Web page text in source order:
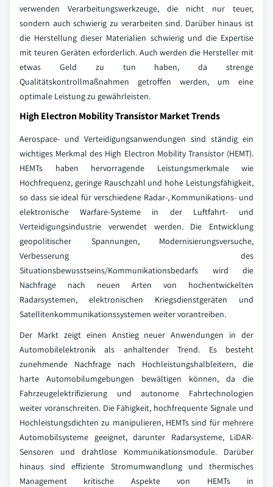
verwenden Verarbeitungswerkzeuge, die nicht nur teuer,
sondern auch schwierig zu verarbeiten sind. Darüber hinaus ist
die Herstellung dieser Materialien schwierig und die Expertise
mit teuren Geräten erforderlich. Auch werden die Hersteller mit
etwas Geld zu tun haben, da strenge
Qualitätskontrollmaßnahmen getroffen werden, um eine
optimale Leistung zu gewährleisten.
High Electron Mobility Transistor Market Trends
Aerospace- und Verteidigungsanwendungen sind ständig ein
wichtiges Merkmal des High Electron Mobility Transistor (HEMT).
HEMTs haben hervorragende Leistungsmerkmale wie
Hochfrequenz, geringe Rauschzahl und hohe Leistungsfähigkeit,
so dass sie ideal für verschiedene Radar-, Kommunikations- und
elektronische Warfare-Systeme in der Luftfahrt- und
Verteidigungsindustrie verwendet werden. Die Entwicklung
geopolitischer Spannungen, Modernisierungsversuche,
Verbesserung des
Situationsbewusstseins/Kommunikationsbedarfs wird die
Nachfrage nach neuen Arten von hochentwickelten
Radarsystemen, elektronischen Kriegsdienstgeräten und
Satellitenkommunikationssystemen weiter vorantreiben.
Der Markt zeigt einen Anstieg neuer Anwendungen in der
Automobilelektronik als anhaltender Trend. Es besteht
zunehmende Nachfrage nach Hochleistungshalbleitern, die
harte Automobilumgebungen bewältigen können, da die
Fahrzeugelektrifizierung und autonome Fahrtechnologien
weiter voranschreiten. Die Fähigkeit, hochfrequente Signale und
Hochleistungsdichten zu manipulieren, HEMTs sind für mehrere
Automobilsysteme geeignet, darunter Radarsysteme, LiDAR-
Sensoren und drahtlose Kommunikationsmodule. Darüber
hinaus sind effiziente Stromumwandlung und thermisches
Management kritische Aspekte von HEMTs in